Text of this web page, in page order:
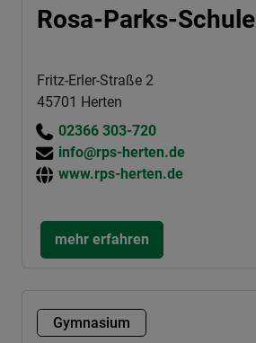
Rosa-Parks-Schule
Fritz-Erler-Straße 2
45701 Herten
02366 303-720
info@rps-herten.de
www.rps-herten.de
mehr erfahren
Gymnasium